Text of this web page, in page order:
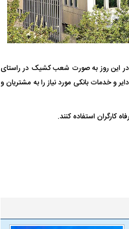
در این روز به صورت شعب کشیک در راستای
مدیریت بهینه مصرف انرژی، شعب منتخب بانک رفاه کارگران از ساعت ۸:۰۰ الی ۱۲:۰۰ دایر و خدمات بانکی مورد نیاز را به مشتریان و
استفاده کنند.
پهپادهای ایرانی | پهپاد انتحاری